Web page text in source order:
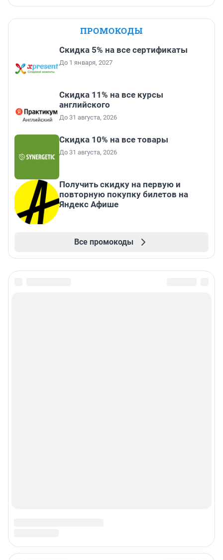
ПРОМОКОДЫ
Скидка 5% на все сертификаты
До 1 января, 2027
Скидка 11% на все курсы
английского
До 31 августа, 2026
Скидка 10% на все товары
До 31 августа, 2026
Получить скидку на первую и
повторную покупку билетов на
Яндекс Афише
Все промокоды